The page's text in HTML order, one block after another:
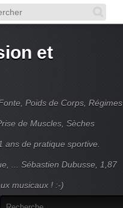
et
Poids de Corps, Régimes
de Muscles, Sèches
ans de pratique sportive.
... Sébastien Dubusse, 1,87
musicaux ! :-)